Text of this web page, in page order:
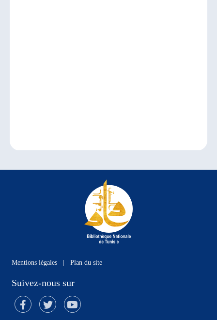
Mentions légales Plan du site
Suivez-nous sur